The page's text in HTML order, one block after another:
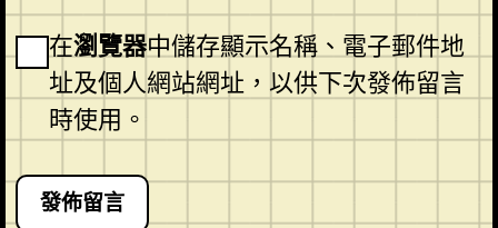
在瀏覽器中儲存顯示名稱、電子郵件地
址及個人網站網址，以供下次發佈留言
時使用。